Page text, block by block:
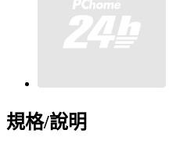
規格/說明